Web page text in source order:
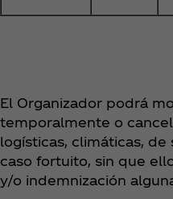
El Organizador podrá
temporalmente o
logísticas, climáticas,
caso fortuito, sin que
y/o indemnización